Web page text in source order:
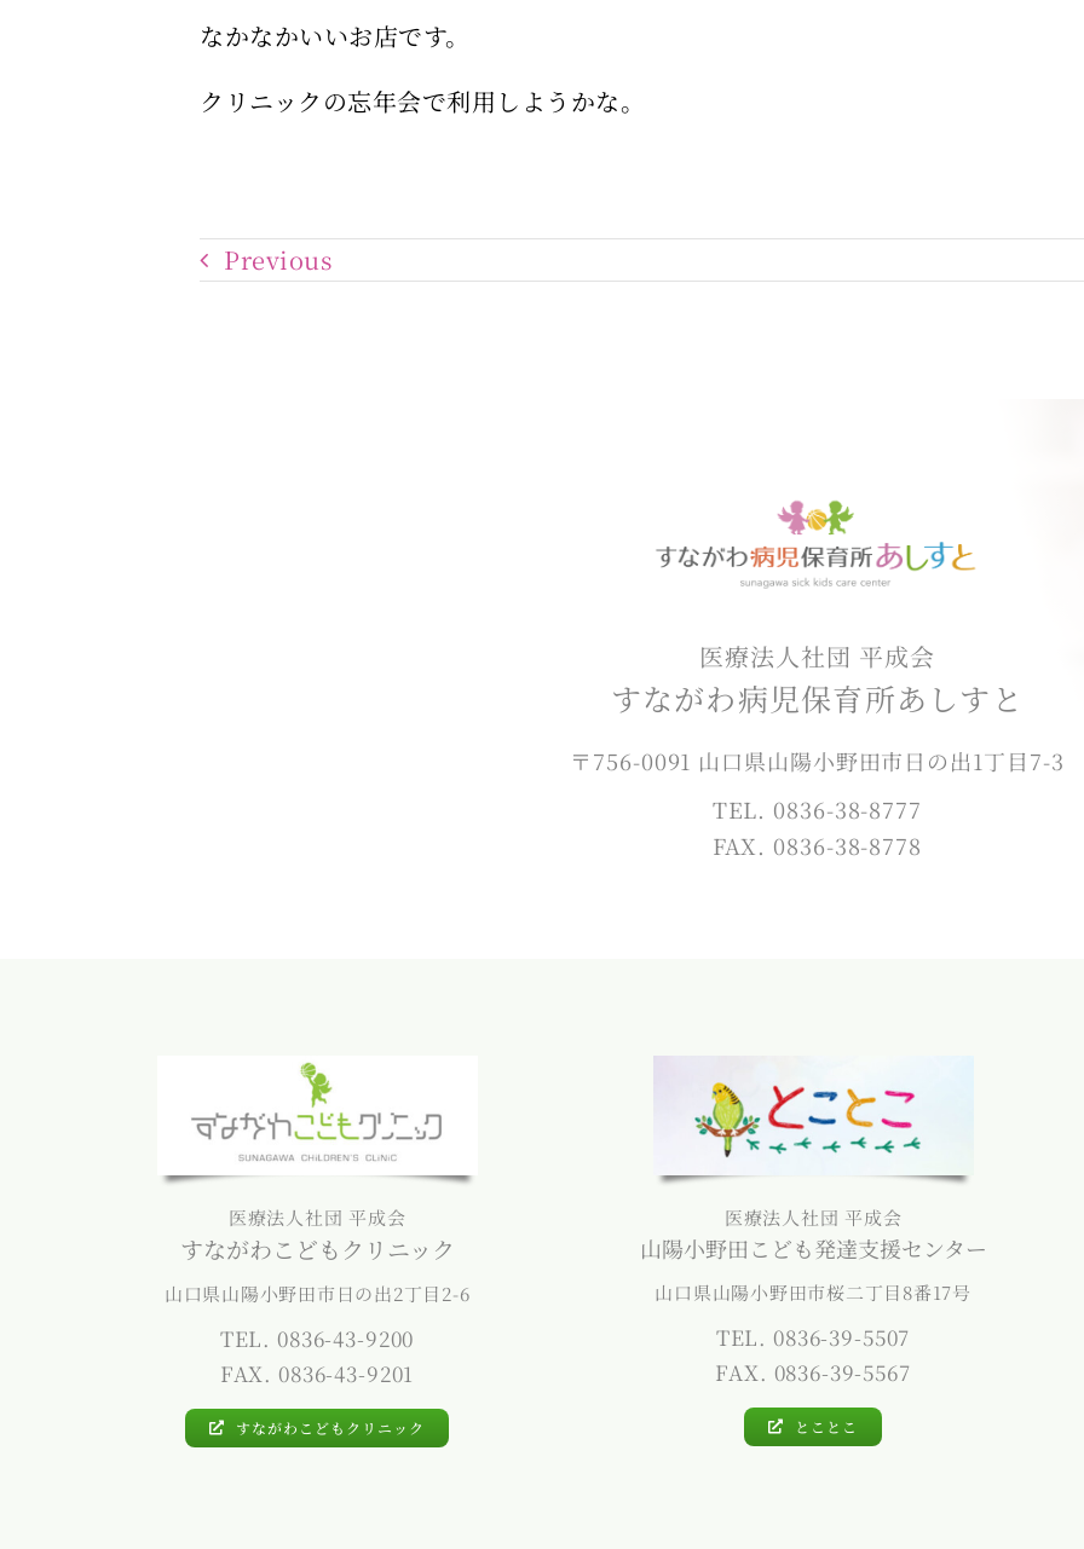
なかなかいいお店です。
クリニックの忘年会で利用しようかな。
Previous
医療法人社団 平成会
すながわ病児保育所あしすと
〒756-0091 山口県山陽小野田市日の出1丁目7-3
TEL. 0836-38-8777
FAX. 0836-38-8778
医療法人社団 平成会
すながわこどもクリニック
山口県山陽小野田市日の出2丁目2-6
TEL. 0836-43-9200
FAX. 0836-43-9201
すながわこどもクリニック
医療法人社団 平成会
山陽小野田こども発達支援センター
山口県山陽小野田市桜二丁目8番17号
TEL. 0836-39-5507
FAX. 0836-39-5567
とことこ